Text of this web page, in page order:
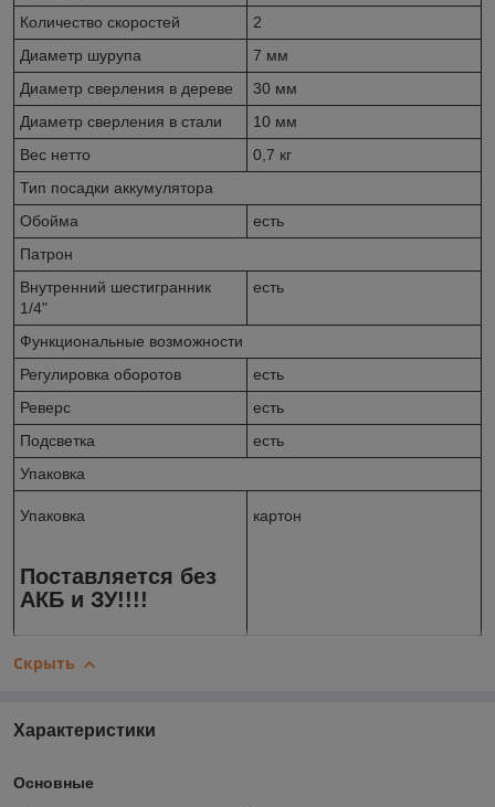
Количество скоростей
2
Диаметр шурупа
7 мм
Диаметр сверления в дереве
30 мм
Диаметр сверления в стали
10 мм
Вес нетто
0,7 кг
Тип посадки аккумулятора
Обойма
есть
Патрон
Внутренний шестигранник
1/4"
есть
Функциональные возможности
Регулировка оборотов
есть
Реверс
есть
Подсветка
есть
Упаковка
Упаковка
Поставляется без
АКБ и ЗУ!!!!
картон
Скрыть
Характеристики
Основные